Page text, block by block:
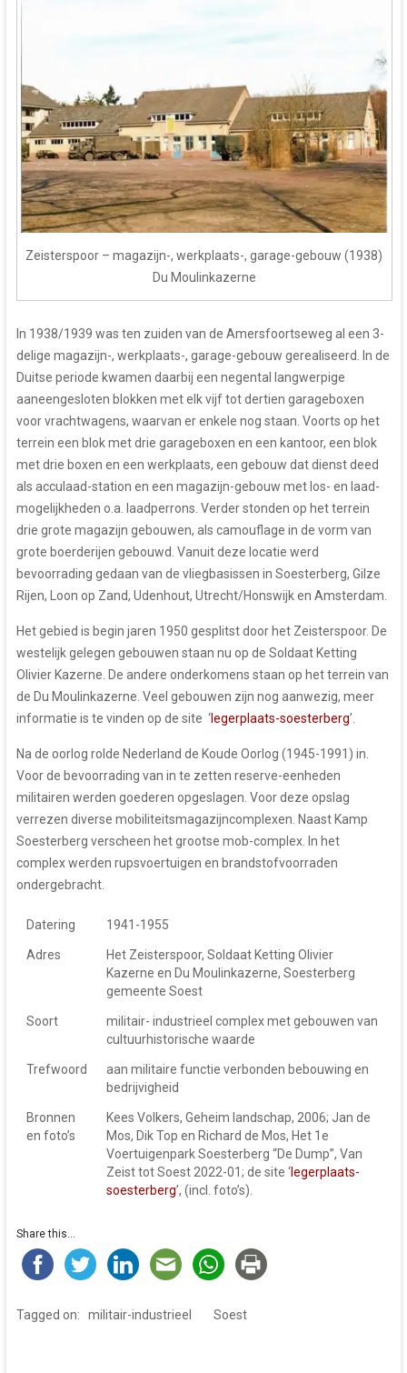
Zeisterspoor – magazijn-, werkplaats-, garage-gebouw (1938)
Du Moulinkazerne
In 1938/1939 was ten zuiden van de Amersfoortseweg al een 3-
delige magazijn-, werkplaats-, garage-gebouw gerealiseerd. In de
Duitse periode kwamen daarbij een negental langwerpige
aaneengesloten blokken met elk vijf tot dertien garageboxen
voor vrachtwagens, waarvan er enkele nog staan. Voorts op het
terrein een blok met drie garageboxen en een kantoor, een blok
met drie boxen en een werkplaats, een gebouw dat dienst deed
als acculaad-station en een magazijn-gebouw met los- en laad-
mogelijkheden o.a. laadperrons. Verder stonden op het terrein
drie grote magazijn gebouwen, als camouflage in de vorm van
grote boerderijen gebouwd. Vanuit deze locatie werd
bevoorrading gedaan van de vliegbasissen in Soesterberg, Gilze
Rijen, Loon op Zand, Udenhout, Utrecht/Honswijk en Amsterdam.
Het gebied is begin jaren 1950 gesplitst door het Zeisterspoor. De
westelijk gelegen gebouwen staan nu op de Soldaat Ketting
Olivier Kazerne. De andere onderkomens staan op het terrein van
de Du Moulinkazerne. Veel gebouwen zijn nog aanwezig, meer
informatie is te vinden op de site ‘legerplaats-soesterberg’.
Na de oorlog rolde Nederland de Koude Oorlog (1945-1991) in.
Voor de bevoorrading van in te zetten reserve-eenheden
militairen werden goederen opgeslagen. Voor deze opslag
verrezen diverse mobiliteitsmagazijncomplexen. Naast Kamp
Soesterberg verscheen het grootse mob-complex. In het
complex werden rupsvoertuigen en brandstofvoorraden
ondergebracht.
Datering 1941-1955
Adres
Het Zeisterspoor, Soldaat Ketting Olivier
Kazerne en Du Moulinkazerne, Soesterberg
gemeente Soest
Soort
militair- industrieel complex met gebouwen van
cultuurhistorische waarde
Trefwoord
aan militaire functie verbonden bebouwing en
bedrijvigheid
Bronnen
en foto’s
Kees Volkers, Geheim landschap, 2006; Jan de
Mos, Dik Top en Richard de Mos, Het 1e
Voertuigenpark Soesterberg “De Dump”, Van
Zeist tot Soest 2022-01; de site ‘legerplaats-
soesterberg’, (incl. foto’s).
Share this...
Tagged on: militair-industrieel Soest